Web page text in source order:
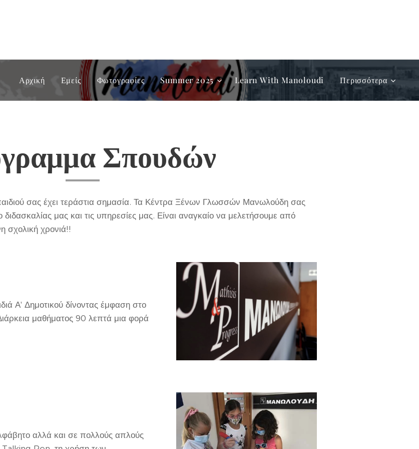
Αρχική Εμείς Φωτογραφίες Summer 2025 Learn With Manoloudi Περισσότερα
Σπουδών
σας έχει τεράστια σημασία. Τα Κέντρα Ξένων Γλωσσών Μανωλούδη σας
μας και τις υπηρεσίες μας. Είναι αναγκαίο να μελετήσουμε από
σχολική χρονιά!!
Α' Δημοτικού δίνοντας έμφαση στο
μαθήματος 90 λεπτά μια φορά
αλλά και σε πολλούς απλούς